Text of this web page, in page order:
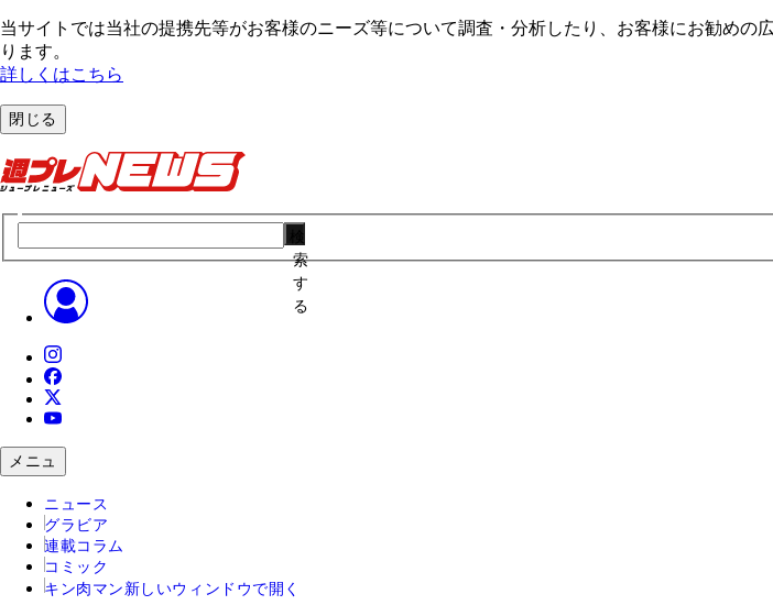
当サイトでは当社の提携先等がお客様のニーズ等について調査・分析したり、お客様にお勧めの
ります。
詳しくはこちら
閉じる
索
す
る
メニュ
ニュース
グラビア
連載コラム
コミック
キン肉マン 新しいウィンドウで開く